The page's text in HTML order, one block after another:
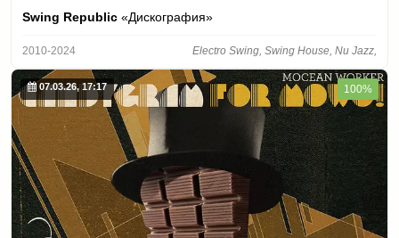
Swing Republic «Дискография»
2010-2024 Electro Swing, Swing House, Nu Jazz,
07.03.26, 17:17 100%